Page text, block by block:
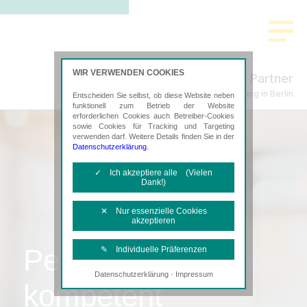
Küpper & Partner
Steuerberatung in Berlin
Persönlich,
kompetent
WIR VERWENDEN COOKIES
Entscheiden Sie selbst, ob diese Website neben
funktionell zum Betrieb der Website
erforderlichen Cookies auch Betreiber-Cookies
sowie Cookies für Tracking und Targeting
verwenden darf. Weitere Details finden Sie in der
Datenschutzerklärung
✓ Ich akzeptiere alle (Vielen
Dank!)
✕ Nur essenzielle Cookies
akzeptieren
✎ Individuelle Präferenzen
Notwendige Cookies
Diese Cookies sind erforderlich, um die
Datenschutzerklärung· Impressum